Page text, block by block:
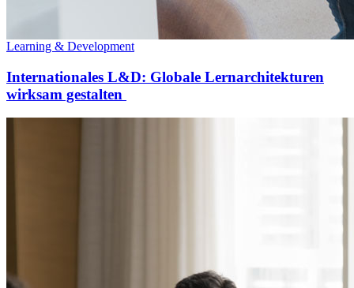
Learning & Development
Internationales L&D: Globale Lernarchitekturen
wirksam gestalten